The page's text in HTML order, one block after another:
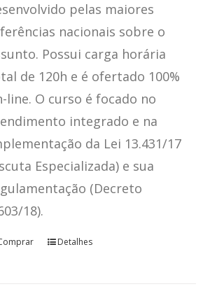
pelas maiores
nacionais sobre o
Possui carga horária
de 120h e é ofertado 100%
line. O curso é focado no
integrado e na
da Lei 13.431/17
Especializada) e sua
(Decreto
18).
Detalhes